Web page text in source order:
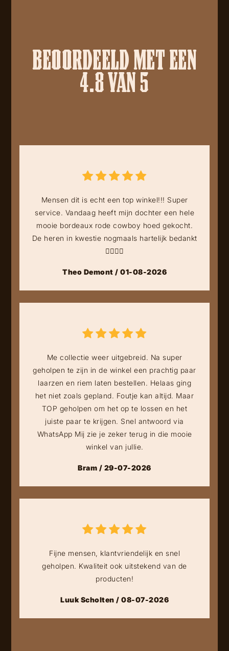
BEOORDEELD MET EEN
4.8 VAN 5
Mensen dit is echt een top winkel!!! Super
service. Vandaag heeft mijn dochter een hele
mooie bordeaux rode cowboy hoed gekocht.
De heren in kwestie nogmaals hartelijk bedankt
👍🏻👍🏻
Theo Demont / 01-08-2026
Me collectie weer uitgebreid. Na super
geholpen te zijn in de winkel een prachtig paar
laarzen en riem laten bestellen. Helaas ging
het niet zoals gepland. Foutje kan altijd. Maar
TOP geholpen om het op te lossen en het
juiste paar te krijgen. Snel antwoord via
WhatsApp Mij zie je zeker terug in die mooie
winkel van jullie.
Bram / 29-07-2026
Fijne mensen, klantvriendelijk en snel
geholpen. Kwaliteit ook uitstekend van de
producten!
Luuk Scholten / 08-07-2026